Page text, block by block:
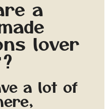
a
lover
a lot of